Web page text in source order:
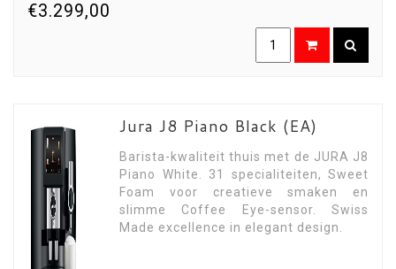
€3.299,00
Jura J8 Piano Black (EA)
Barista-kwaliteit thuis met de JURA J8
Piano White. 31 specialiteiten, Sweet
Foam voor creatieve smaken en
slimme Coffee Eye-sensor. Swiss
Made excellence in elegant design.